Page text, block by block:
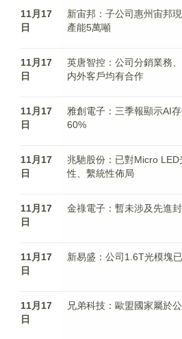
11月17
日
新宙邦：子公司惠州宙邦
產能5萬噸
11月17
日
英唐智控：公司分銷業務
内外客戶均有合作
11月17
日
雅創電子：三季報顯示AI
60%
11月17
日
兆馳股份：已對Micro
性、繫統性佈局
11月17
日
金祿電子：暫未涉及先進
11月17
日
新易盛：公司1.6T光模塊
11月17
日
兄弟科技：歐盟國家屬於